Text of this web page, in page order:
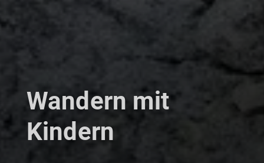
Wandern mit
Kindern